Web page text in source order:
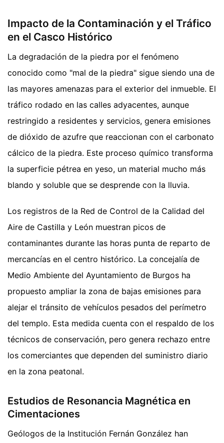
Impacto de la Contaminación y el Tráfico
en el Casco Histórico
La degradación de la piedra por el fenómeno
conocido como "mal de la piedra" sigue siendo una de
las mayores amenazas para el exterior del inmueble. El
tráfico rodado en las calles adyacentes, aunque
restringido a residentes y servicios, genera emisiones
de dióxido de azufre que reaccionan con el carbonato
cálcico de la piedra. Este proceso químico transforma
la superficie pétrea en yeso, un material mucho más
blando y soluble que se desprende con la lluvia.
Los registros de la Red de Control de la Calidad del
Aire de Castilla y León muestran picos de
contaminantes durante las horas punta de reparto de
mercancías en el centro histórico. La concejalía de
Medio Ambiente del Ayuntamiento de Burgos ha
propuesto ampliar la zona de bajas emisiones para
alejar el tránsito de vehículos pesados del perímetro
del templo. Esta medida cuenta con el respaldo de los
técnicos de conservación, pero genera rechazo entre
los comerciantes que dependen del suministro diario
en la zona peatonal.
Estudios de Resonancia Magnética en
Cimentaciones
Geólogos de la Institución Fernán González han